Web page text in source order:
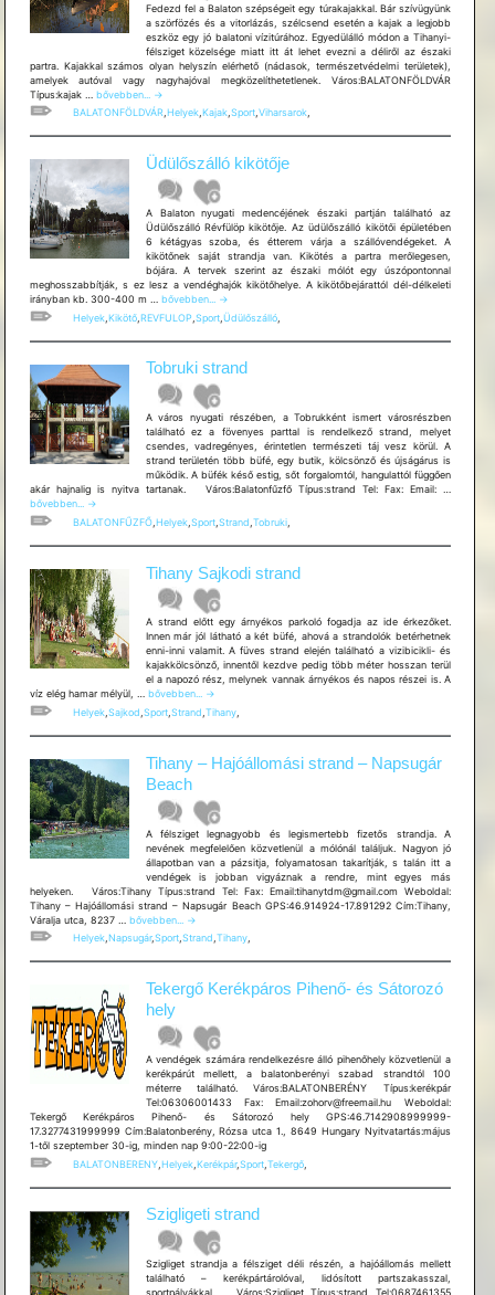
Fedezd fel a Balaton szépségeit egy túrakajakkal. Bár szívügyünk
a szörfözés és a vitorlázás, szélcsend esetén a kajak a legjobb
eszköz egy jó balatoni vízitúrához. Egyedülálló módon a Tihanyi-
félsziget közelsége miatt itt át lehet evezni a déliről az északi
partra. Kajakkal számos olyan helyszín elérhető (nádasok, természetvédelmi területek),
amelyek autóval vagy nagyhajóval megközelíthetetlenek. Város:BALATONFÖLDVÁR
Típus:kajak … Viharsarok
Vitorlás
Balatonföldvár
bővebben...
→
BALATONFÖLDVÁR,Helyek,Kajak,Sport,Viharsarok,
Üdülőszálló kikötője
A Balaton nyugati medencéjének északi partján található az
Üdülőszálló Révfülöp kikötője. Az üdülőszálló kikötői épületében
6 kétágyas szoba, és étterem várja a szállóvendégeket. A
kikötőnek saját strandja van. Kikötés a partra merőlegesen,
bójára. A tervek szerint az északi mólót egy úszópontonnal
meghosszabbítják, s ez lesz a vendéghajók kikötőhelye. A kikötőbejárattól dél-délkeleti
irányban kb. 300-400 m … Üdülőszálló
kikötője
bővebben...
→
Helyek, Kikötő, REVFULOP, Sport, Üdülőszálló,
Tobruki strand
A város nyugati részében, a Tobrukként ismert városrészben
található ez a fövenyes parttal is rendelkező strand, melyet
csendes, vadregényes, érintetlen természeti táj vesz körül. A
strand területén több büfé, egy butik, kölcsönző és újságárus is
működik. A büfék késő estig, sőt forgalomtól, hangulattól függően
akár hajnalig is nyitva tartanak. Város:Balatonfűzfő Típus:strand Tel: Fax: Email: …
bővebben...
→
BALATONFŰZFŐ, Helyek, Sport, Strand Tobruki,
Tihany Sajkodi strand
A strand előtt egy árnyékos parkoló fogadja az ide érkezőket.
Innen már jól látható a két büfé, ahová a strandolók betérhetnek
enni-inni valamit. A füves strand elején található a vizibicikli- és
kajakkölcsönző, innentől kezdve pedig több méter hosszan terül
el a napozó rész, melynek vannak árnyékos és napos részei is. A
víz elég hamar mélyül, … Tihany
Sajkodi
strand
bővebben... →
Helyek, Sajkod Sport, Strand Tihany,
Tihany – Hajóállomási strand – Napsugár
Beach
A félsziget legnagyobb és legismertebb fizetős strandja. A
nevének megfelelően közvetlenül a mólónál találjuk. Nagyon jó
állapotban van a pázsitja, folyamatosan takarítják, s talán itt a
vendégek is jobban vigyáznak a rendre, mint egyes más
helyeken. Város:Tihany Típus:strand Tel: Fax: Email:tihanytdm@gmail.com Weboldal:
Tihany – Hajóállomási strand – Napsugár Beach GPS:46.914924-17.891292 Cím:Tihany,
Váralja utca, 8237 … Tihany
Hajóállomási
strand
Napsugár
Beach
bővebben...
→
Helyek,Napsugár,Sport,Strand,Tihany,
Tekergő Kerékpáros Pihenő- és Sátorozó
hely
A vendégek számára rendelkezésre álló pihenőhely közvetlenül a
kerékpárút mellett, a balatonberényi szabad strandtól 100
méterre található. Város:BALATONBERÉNY Típus:kerékpár
Tel:06306001433 Fax: Email:zohorv@freemail.hu Weboldal:
Tekergő Kerékpáros Pihenő- és Sátorozó hely GPS:46.7142908999999-
17.3277431999999 Cím:Balatonberény, Rózsa utca 1., 8649 Hungary Nyitvatartás:május
1-től szeptember 30-ig, minden nap 9:00-22:00-ig
BALATONBERENY, Helyek, Kerékpár,Sport, Tekergő,
Szigligeti strand
Szigliget strandja a félsziget déli részén, a hajóállomás mellett
található – kerékpártárolóval, lidósított partszakasszal,
sportpályákkal. Város:Szigliget Típus:strand Tel:0687461355